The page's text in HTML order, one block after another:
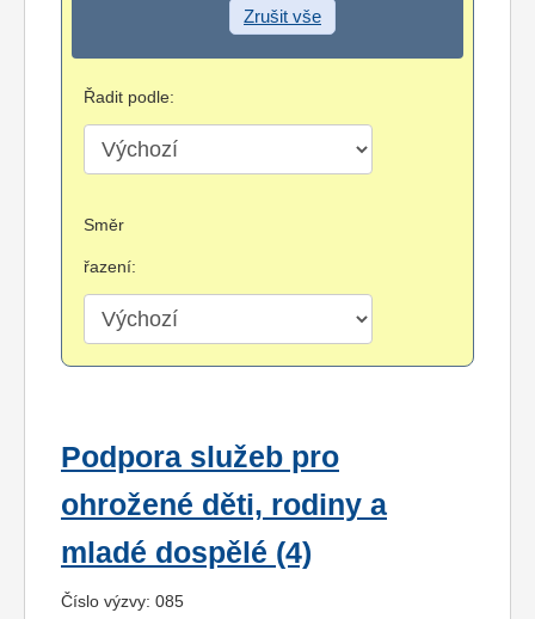
Zrušit vše
Řadit podle:
Směr
řazení:
Podpora služeb pro
ohrožené děti, rodiny a
mladé dospělé (4)
Číslo výzvy: 085